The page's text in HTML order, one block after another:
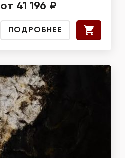
от 41 196 ₽
ПОДРОБНЕЕ